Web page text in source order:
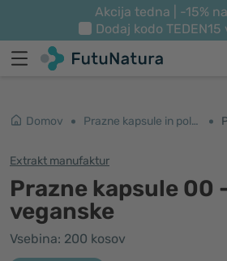
Akcija tedna | -15%
Dodaj kodo TEDEN15
Domov Prazne kapsule in polnilci
Extrakt manufaktur
Prazne kapsule 00
veganske
Vsebina: 200 kosov